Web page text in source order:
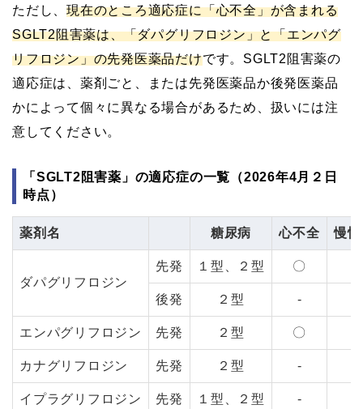
ただし、現在のところ適応症に「心不全」が含まれる
SGLT2阻害薬は、「ダパグリフロジン」と「エンパグ
リフロジン」の先発医薬品だけです。SGLT2阻害薬の
適応症は、薬剤ごと、または先発医薬品か後発医薬品
かによって個々に異なる場合があるため、扱いには注
意してください。
「SGLT2阻害薬」の適応症の一覧（2026年4月２日
時点）
薬剤名 糖尿病 心不全 慢
ダパグリフロジン
先発 １型、２型 〇
後発 ２型 -
エンパグリフロジン 先発 ２型 〇
カナグリフロジン 先発 ２型 -
イプラグリフロジン 先発 １型、２型 -